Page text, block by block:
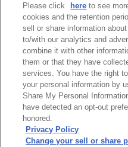
Please click
here to see
cookies and the retention
sell or share information
to/with our analytics and
combine it with other
them or that they have
services. You have the right
your personal information by
Share My Personal
have detected an opt-out
honored.
Privacy Policy
Change your sell or share